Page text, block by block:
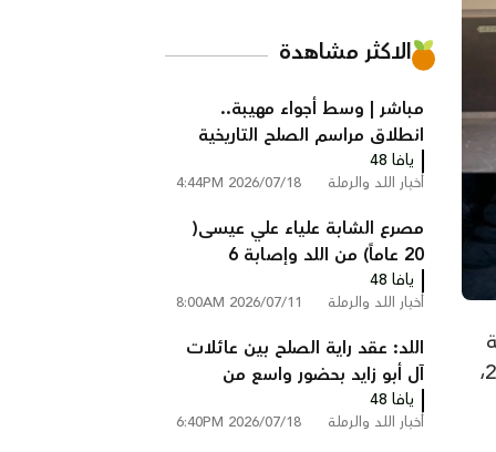
اللد والضفة الغربية، على خلفية ملف مقتل يغئال يهوشوع خلال أحداث هبّة الكرامة في أيار/مايو 2021،
الاكثر مشاهدة
مباشر | وسط أجواء مهيبة..
انطلاق مراسم الصلح التاريخية
بين عائلتي أبو زايد وأبو غانم في
كفر قاسم
يافا 48
أخبار اللد والرملة 2026/07/18 4:44PM
مصرع الشابة علياء علي عيسى(
20 عاماً) من اللد وإصابة 6
أشخاص في حادث طرق مروع
على شارع 6 قرب الطيبة
يافا 48
أخبار اللد والرملة 2026/07/11 8:00AM
اللد: عقد راية الصلح بين عائلات
آل أبو زايد بحضور واسع من
الوجهاء ولجان الإصلاح
يافا 48
أخبار اللد والرملة 2026/07/18 6:40PM